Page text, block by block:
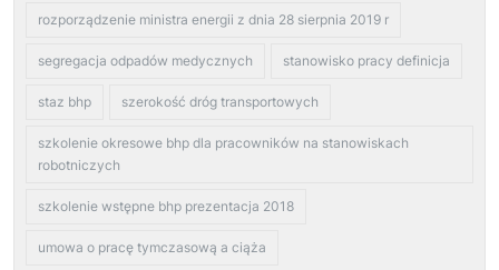
rozporządzenie ministra energii z dnia 28 sierpnia 2019 r
segregacja odpadów medycznych stanowisko pracy definicja
staz bhp szerokość dróg transportowych
szkolenie okresowe bhp dla pracowników na stanowiskach
robotniczych
szkolenie wstępne bhp prezentacja 2018
umowa o pracę tymczasową a ciąża